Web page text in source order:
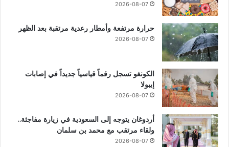
2026-08-07
حرارة مرتفعة وأمطار رعدية مرتقبة بعد الظهر
2026-08-07
الكونغو تسجل رقماً قياسياً جديداً في إصابات
إيبولا
2026-08-07
أردوغان يتوجه إلى السعودية في زيارة مفاجئة..
ولقاء مرتقب مع محمد بن سلمان
2026-08-07